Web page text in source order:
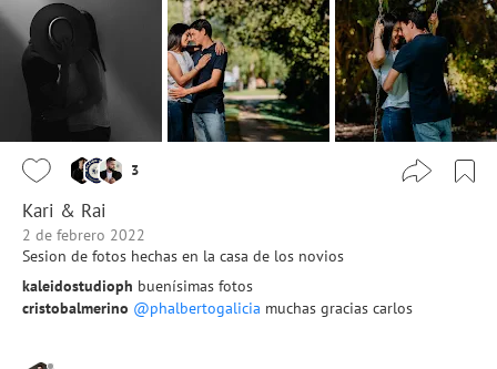
3
Kari & Rai
2 de febrero 2022
Sesion de fotos hechas en la casa de los novios
kaleidostudioph buenísimas fotos
cristobalmerino @phalbertogalicia muchas gracias carlos